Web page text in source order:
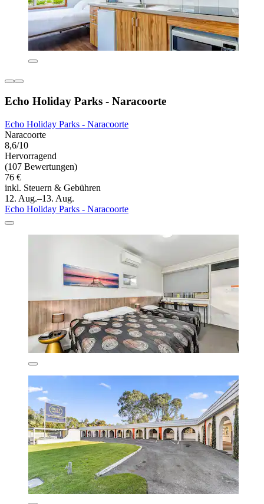
Echo Holiday Parks - Naracoorte
Echo Holiday Parks - Naracoorte
Naracoorte
8,6/10
Hervorragend
(107 Bewertungen)
76 €
inkl. Steuern & Gebühren
12. Aug.–13. Aug.
Echo Holiday Parks - Naracoorte